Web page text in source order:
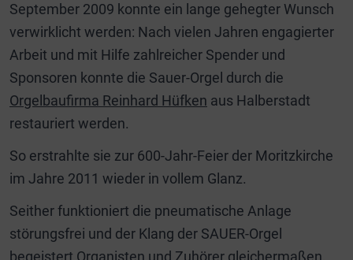
September 2009 konnte ein lange gehegter Wunsch
verwirklicht werden: Nach vielen Jahren engagierter
Arbeit und mit Hilfe zahlreicher Spender und
Sponsoren konnte die Sauer-Orgel durch die
Orgelbaufirma Reinhard Hüfken aus Halberstadt
restauriert werden.
So erstrahlte sie zur 600-Jahr-Feier der Moritzkirche
im Jahre 2011 wieder in vollem Glanz.
Seither funktioniert die pneumatische Anlage
störungsfrei und der Klang der SAUER-Orgel